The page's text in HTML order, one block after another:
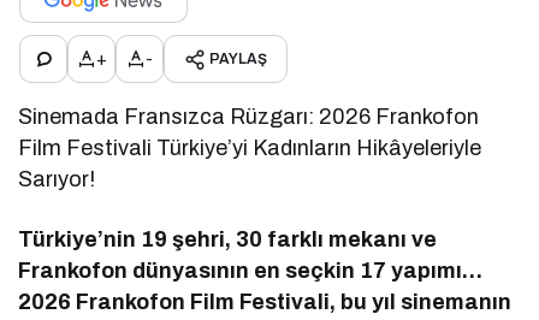
+ - PAYLAŞ
Sinemada Fransızca Rüzgarı: 2026 Frankofon
Film Festivali Türkiye’yi Kadınların Hikâyeleriyle
Sarıyor!
Türkiye’nin 19 şehri, 30 farklı mekanı ve
Frankofon dünyasının en seçkin 17 yapımı…
2026 Frankofon Film Festivali, bu yıl sinemanın